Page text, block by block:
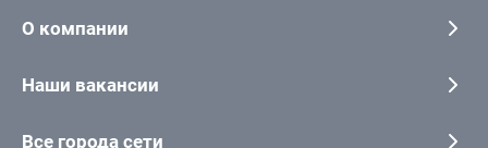
О компании
Наши вакансии
Все города сети